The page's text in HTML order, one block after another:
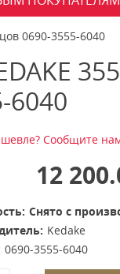
0690-3555-6040
6040
Сообщите
12
Снято с
Kedake
0690-3555-6040